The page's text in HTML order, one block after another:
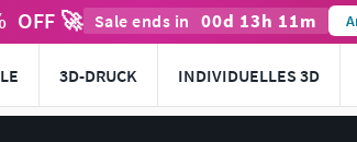
OFF 🚀 Sale ends in 00d 13h 11m
3D-DRUCK INDIVIDUELLES 3D